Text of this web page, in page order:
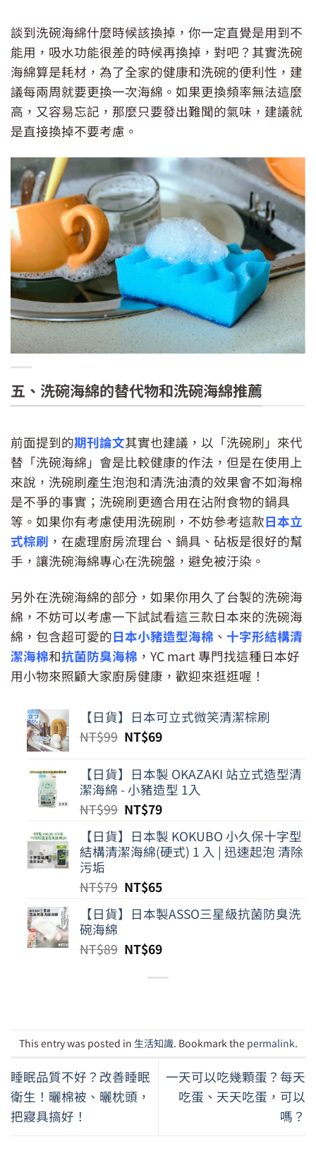
談到洗碗海綿什麼時候該換掉，你一定直覺是用到不
能用，吸水功能很差的時候再換掉，對吧？其實洗碗
海綿算是耗材，為了全家的健康和洗碗的便利性，建
議每兩周就要更換一次海綿。如果更換頻率無法這麼
高，又容易忘記，那麼只要發出難聞的氣味，建議就
是直接換掉不要考慮。
海綿要經常更換
五、洗碗海綿的替代物和洗碗海綿推薦
前面提到的期刊論文其實也建議，以「洗碗刷」來代
替「洗碗海綿」會是比較健康的作法，但是在使用上
來說，洗碗刷產生泡泡和清洗油漬的效果會不如海棉
是不爭的事實；洗碗刷更適合用在沾附食物的鍋具
等。如果你有考慮使用洗碗刷，不妨參考這款日本立
式棕刷 ，在處理廚房流理台、鍋具、砧板是很好的幫
手，讓洗碗海綿專心在洗碗盤，避免被汙染。
另外在洗碗海綿的部分，如果你用久了台製的洗碗海
綿，不妨可以考慮一下試試看這三款日本來的洗碗海
綿，包含超可愛的日本小豬造型海棉 、 十字形結構清
潔海棉和抗菌防臭海棉 ，YC mart 專門找這種日本好
用小物來照顧大家廚房健康，歡迎來逛逛喔！
【日貨】日本可立式微笑清潔棕刷
NT$99 原
價
格：
NT$99。
NT$69目
價
格：
NT$69。
【日貨】日本製 OKAZAKI 站立式造型清
潔海綿 - 小豬造型 1入
NT$99 原
價
格：
NT$79目
價
格：
【日貨】日本製 KOKUBO 小久保十字型
結構清潔海綿(硬式) 1 入 | 迅速起泡 清除
污垢
NT$79 原
價
NT$79。
NT$65目
價
NT$65。
【日貨】日本製ASSO三星級抗菌防臭洗
碗海綿
NT$89 原
NT$69目
價
This entry was posted in 生活知識. Bookmark the permalink.
睡眠品質不好？改善睡眠
衛生！曬棉被、曬枕頭，
把寢具搞好！
一天可以吃幾顆蛋？每天
吃蛋、天天吃蛋，可以
嗎？